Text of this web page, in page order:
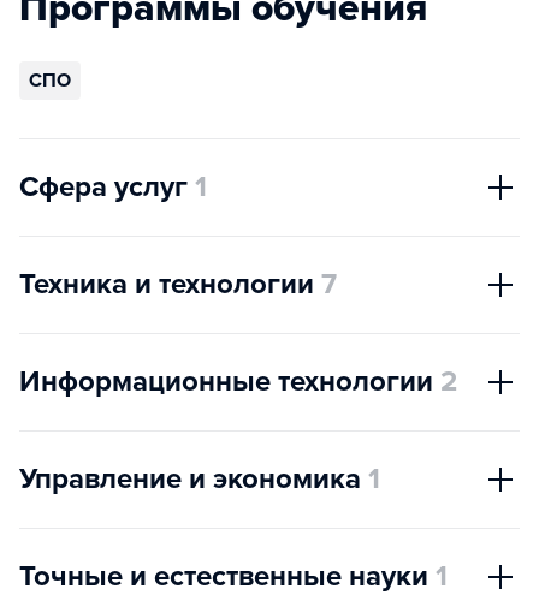
СПО
Сфера услуг 1
Техника и технологии 7
Информационные технологии 2
Управление и экономика 1
Точные и естественные науки 1